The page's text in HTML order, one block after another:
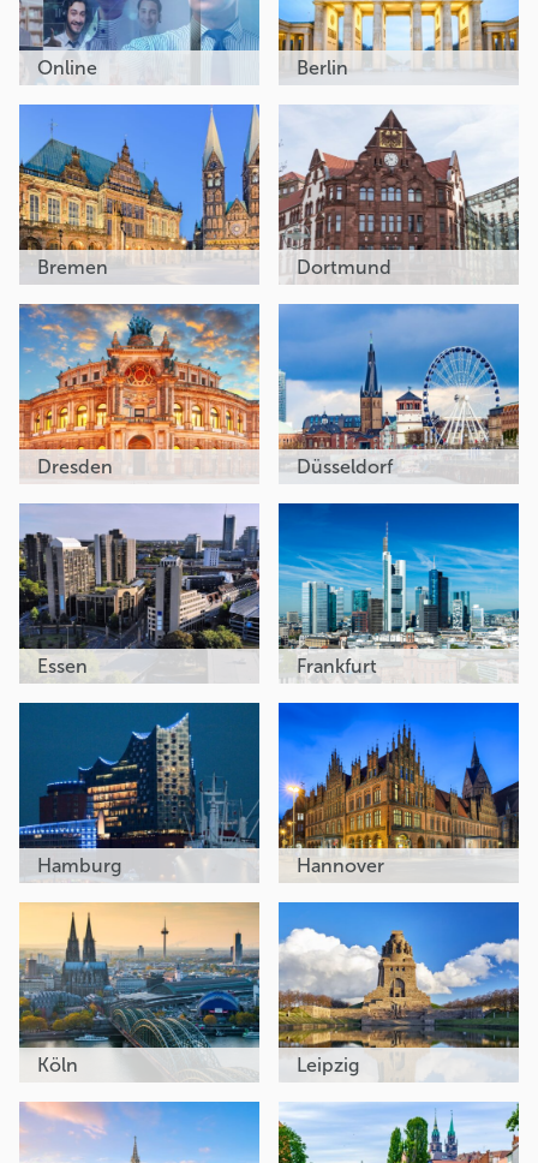
Online Berlin
Bremen Dortmund
Dresden Düsseldorf
Essen Frankfurt
Hamburg Hannover
Köln Leipzig